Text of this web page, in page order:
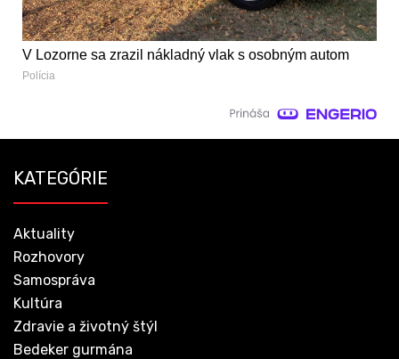
V Lozorne sa zrazil nákladný vlak s osobným autom
Polícia
KATEGÓRIE
Aktuality
Rozhovory
Samospráva
Kultúra
Zdravie a životný štýl
Bedeker gurmána